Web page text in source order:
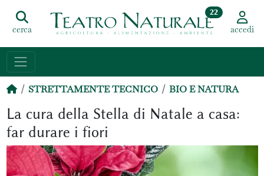
cerca
22
accedi
STRETTAMENTE TECNICO BIO E NATURA
La cura della Stella di Natale a casa:
far durare i fiori